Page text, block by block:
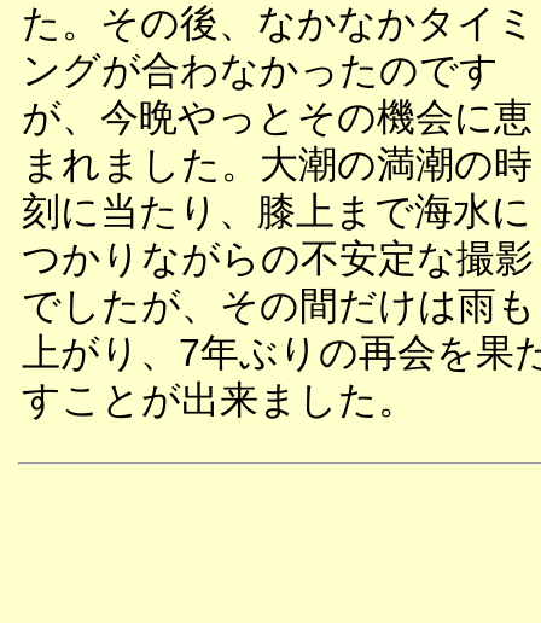
た。その後、なかなかタイミ
ングが合わなかったのです
が、今晩やっとその機会に恵
まれました。大潮の満潮の時
刻に当たり、膝上まで海水に
つかりながらの不安定な撮影
でしたが、その間だけは雨も
上がり、7年ぶりの再会を果
すことが出来ました。